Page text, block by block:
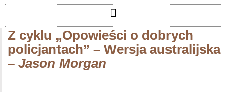
Z cyklu „Opowieści o dobrych
policjantach” – Wersja australijska
– Jason Morgan